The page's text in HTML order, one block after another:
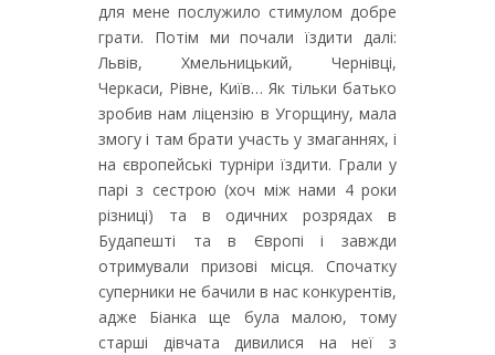
для мене послужило стимулом добре
грати. Потім ми почали їздити далі:
Львів, Хмельницький, Чернівці,
Черкаси, Рівне, Київ… Як тільки батько
зробив нам ліцензію в Угорщину, мала
змогу і там брати участь у змаганнях, і
на європейські турніри їздити. Грали у
парі з сестрою (хоч між нами 4 роки
різниці) та в одичних розрядах в
Будапешті та в Європі і завжди
отримували призові місця. Спочатку
суперники не бачили в нас конкурентів,
адже Біанка ще була малою, тому
старші дівчата дивилися на неї з